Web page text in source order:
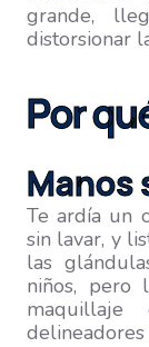
grande,
distorsionar
Por
Manos
Te ardía un
sin lavar, y
las
niños, pero